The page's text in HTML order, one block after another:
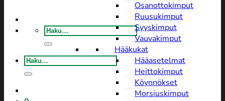
Etsi:
Etsi:
Osanottokimput
Ruusukimput
Syyskimput
Vauvakimput
Hääkukat
Hääasetelmat
Heittokimput
Köynnökset
Morsiuskimput